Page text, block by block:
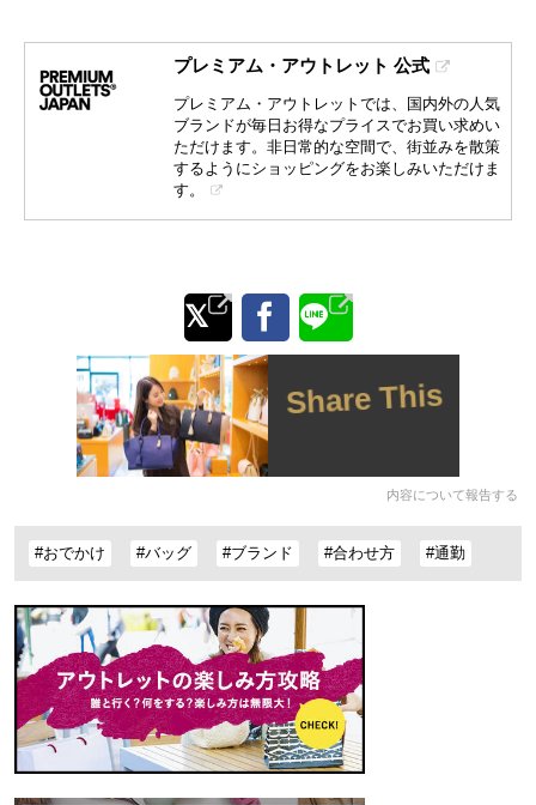
プレミアム・アウトレット 公式
プレミアム・アウトレットでは、国内外の人気
ブランドが毎日お得なプライスでお買い求めい
ただけます。非日常的な空間で、街並みを散策
するようにショッピングをお楽しみいただけま
す。
Share This
内容について報告する
#おでかけ #バッグ #ブランド #合わせ方 #通勤